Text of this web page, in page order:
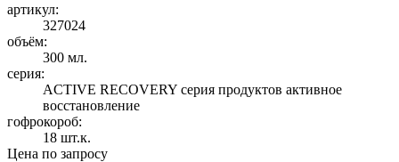
артикул:
327024
объём:
300 мл.
серия:
ACTIVE RECOVERY серия продуктов активное
восстановление
гофрокороб:
18 шт.к.
Цена по запросу